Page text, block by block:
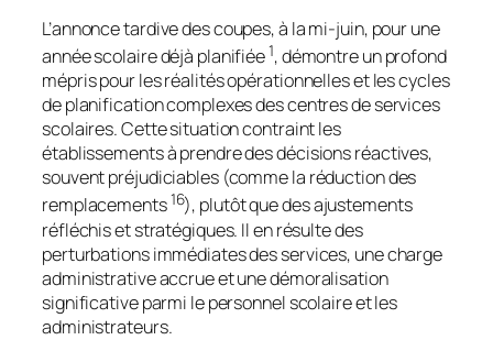
L’annonce tardive des coupes, à la mi-juin, pour une
année scolaire déjà planifiée1, démontre un profond
mépris pour les réalités opérationnelles et les cycles
de planification complexes des centres de services
scolaires. Cette situation contraint les
établissements à prendre des décisions réactives,
souvent préjudiciables (comme la réduction des
remplacements16), plutôt que des ajustements
réfléchis et stratégiques. Il en résulte des
perturbations immédiates des services, une charge
administrative accrue et une démoralisation
significative parmi le personnel scolaire et les
administrateurs.